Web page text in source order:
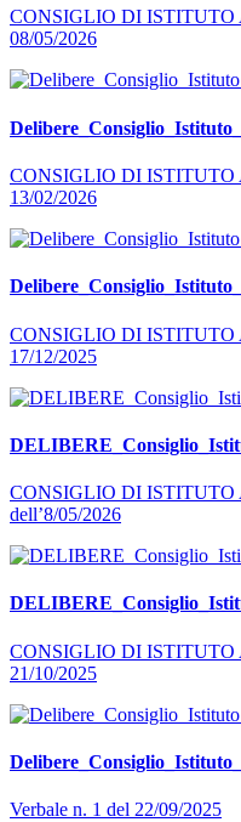
CONSIGLIO DI ISTITUTO
08/05/2026
CONSIGLIO DI ISTITUTO
13/02/2026
CONSIGLIO DI ISTITUTO
17/12/2025
CONSIGLIO DI ISTITUTO
dell’8/05/2026
CONSIGLIO DI ISTITUTO
21/10/2025
Verbale n. 1 del 22/09/2025